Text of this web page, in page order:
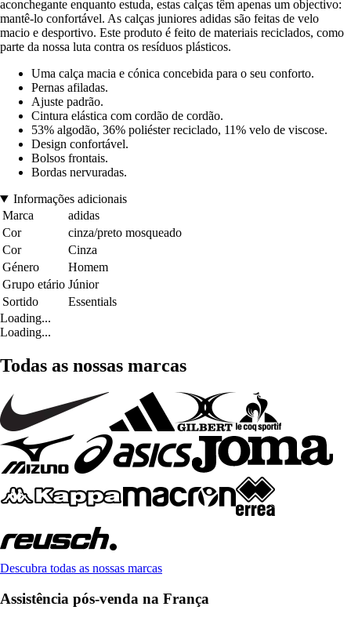
aconchegante enquanto estuda, estas calças têm apenas um objectivo:
mantê-lo confortável. As calças juniores adidas são feitas de velo
macio e desportivo. Este produto é feito de materiais reciclados, como
parte da nossa luta contra os resíduos plásticos.
Uma calça macia e cónica concebida para o seu conforto.
Pernas afiladas.
Ajuste padrão.
Cintura elástica com cordão de cordão.
53% algodão, 36% poliéster reciclado, 11% velo de viscose.
Design confortável.
Bolsos frontais.
Bordas nervuradas.
Informações adicionais
Marca
adidas
Cor
cinza/preto mosqueado
Cor
Cinza
Género
Homem
Grupo etário Júnior
Sortido
Essentials
Loading...
Loading...
Todas as nossas marcas
Descubra todas as nossas marcas
Assistência pós-venda na França